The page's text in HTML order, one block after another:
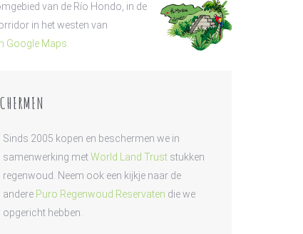
van de Río Hondo, in de
in het westen van
Google Maps.
Sinds 2005 kopen en beschermen we in
samenwerking metWorld Land Trust stukken
regenwoud. Neem ook een kijkje naar de
andere Puro Regenwoud Reservaten die we
opgericht hebben.